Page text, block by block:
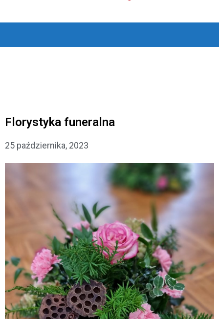
Florystyka funeralna
25 października, 2023